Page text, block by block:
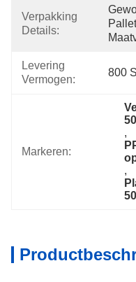
Verpakking
Details:
Levering
Vermogen:
800
Markeren:
,
,